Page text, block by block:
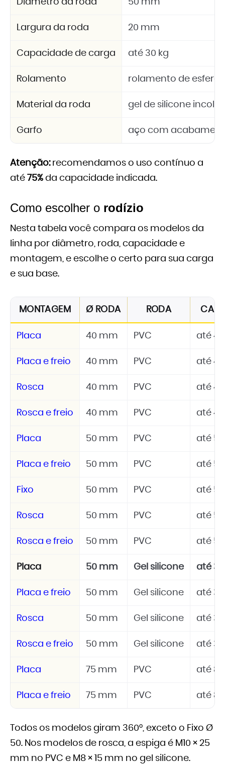
Largura da roda 20 mm
Capacidade de carga até 30 kg
Rolamento rolamento de esferas
Material da roda gel de silicone incolor
Garfo aço com
Atenção:recomendamos o uso contínuo a
até 75% da capacidade indicada.
Como escolher o rodízio
Nesta tabela você compara os modelos da
linha por diâmetro, roda, capacidade e
montagem, e escolhe o certo para sua carga
e sua base.
MONTAGEM Ø RODA RODA
Placa 40 mm PVC até
Placa e freio 40 mm PVC até
Rosca 40 mm PVC até
Rosca e freio 40 mm PVC até
Placa 50 mm PVC até
Placa e freio 50 mm PVC até
Fixo 50 mm PVC até
Rosca 50 mm PVC até
Rosca e freio 50 mm PVC até
Placa 50 mm Gel silicone até
Placa e freio 50 mm Gel silicone até
Rosca 50 mm Gel silicone até
Rosca e freio 50 mm Gel silicone até
Placa 75 mm PVC até
Placa e freio 75 mm PVC até
Todos os modelos giram 360°, exceto o Fixo Ø
50. Nos modelos de rosca, a espiga é M10 × 25
mm no PVC e M8 × 15 mm no gel silicone.